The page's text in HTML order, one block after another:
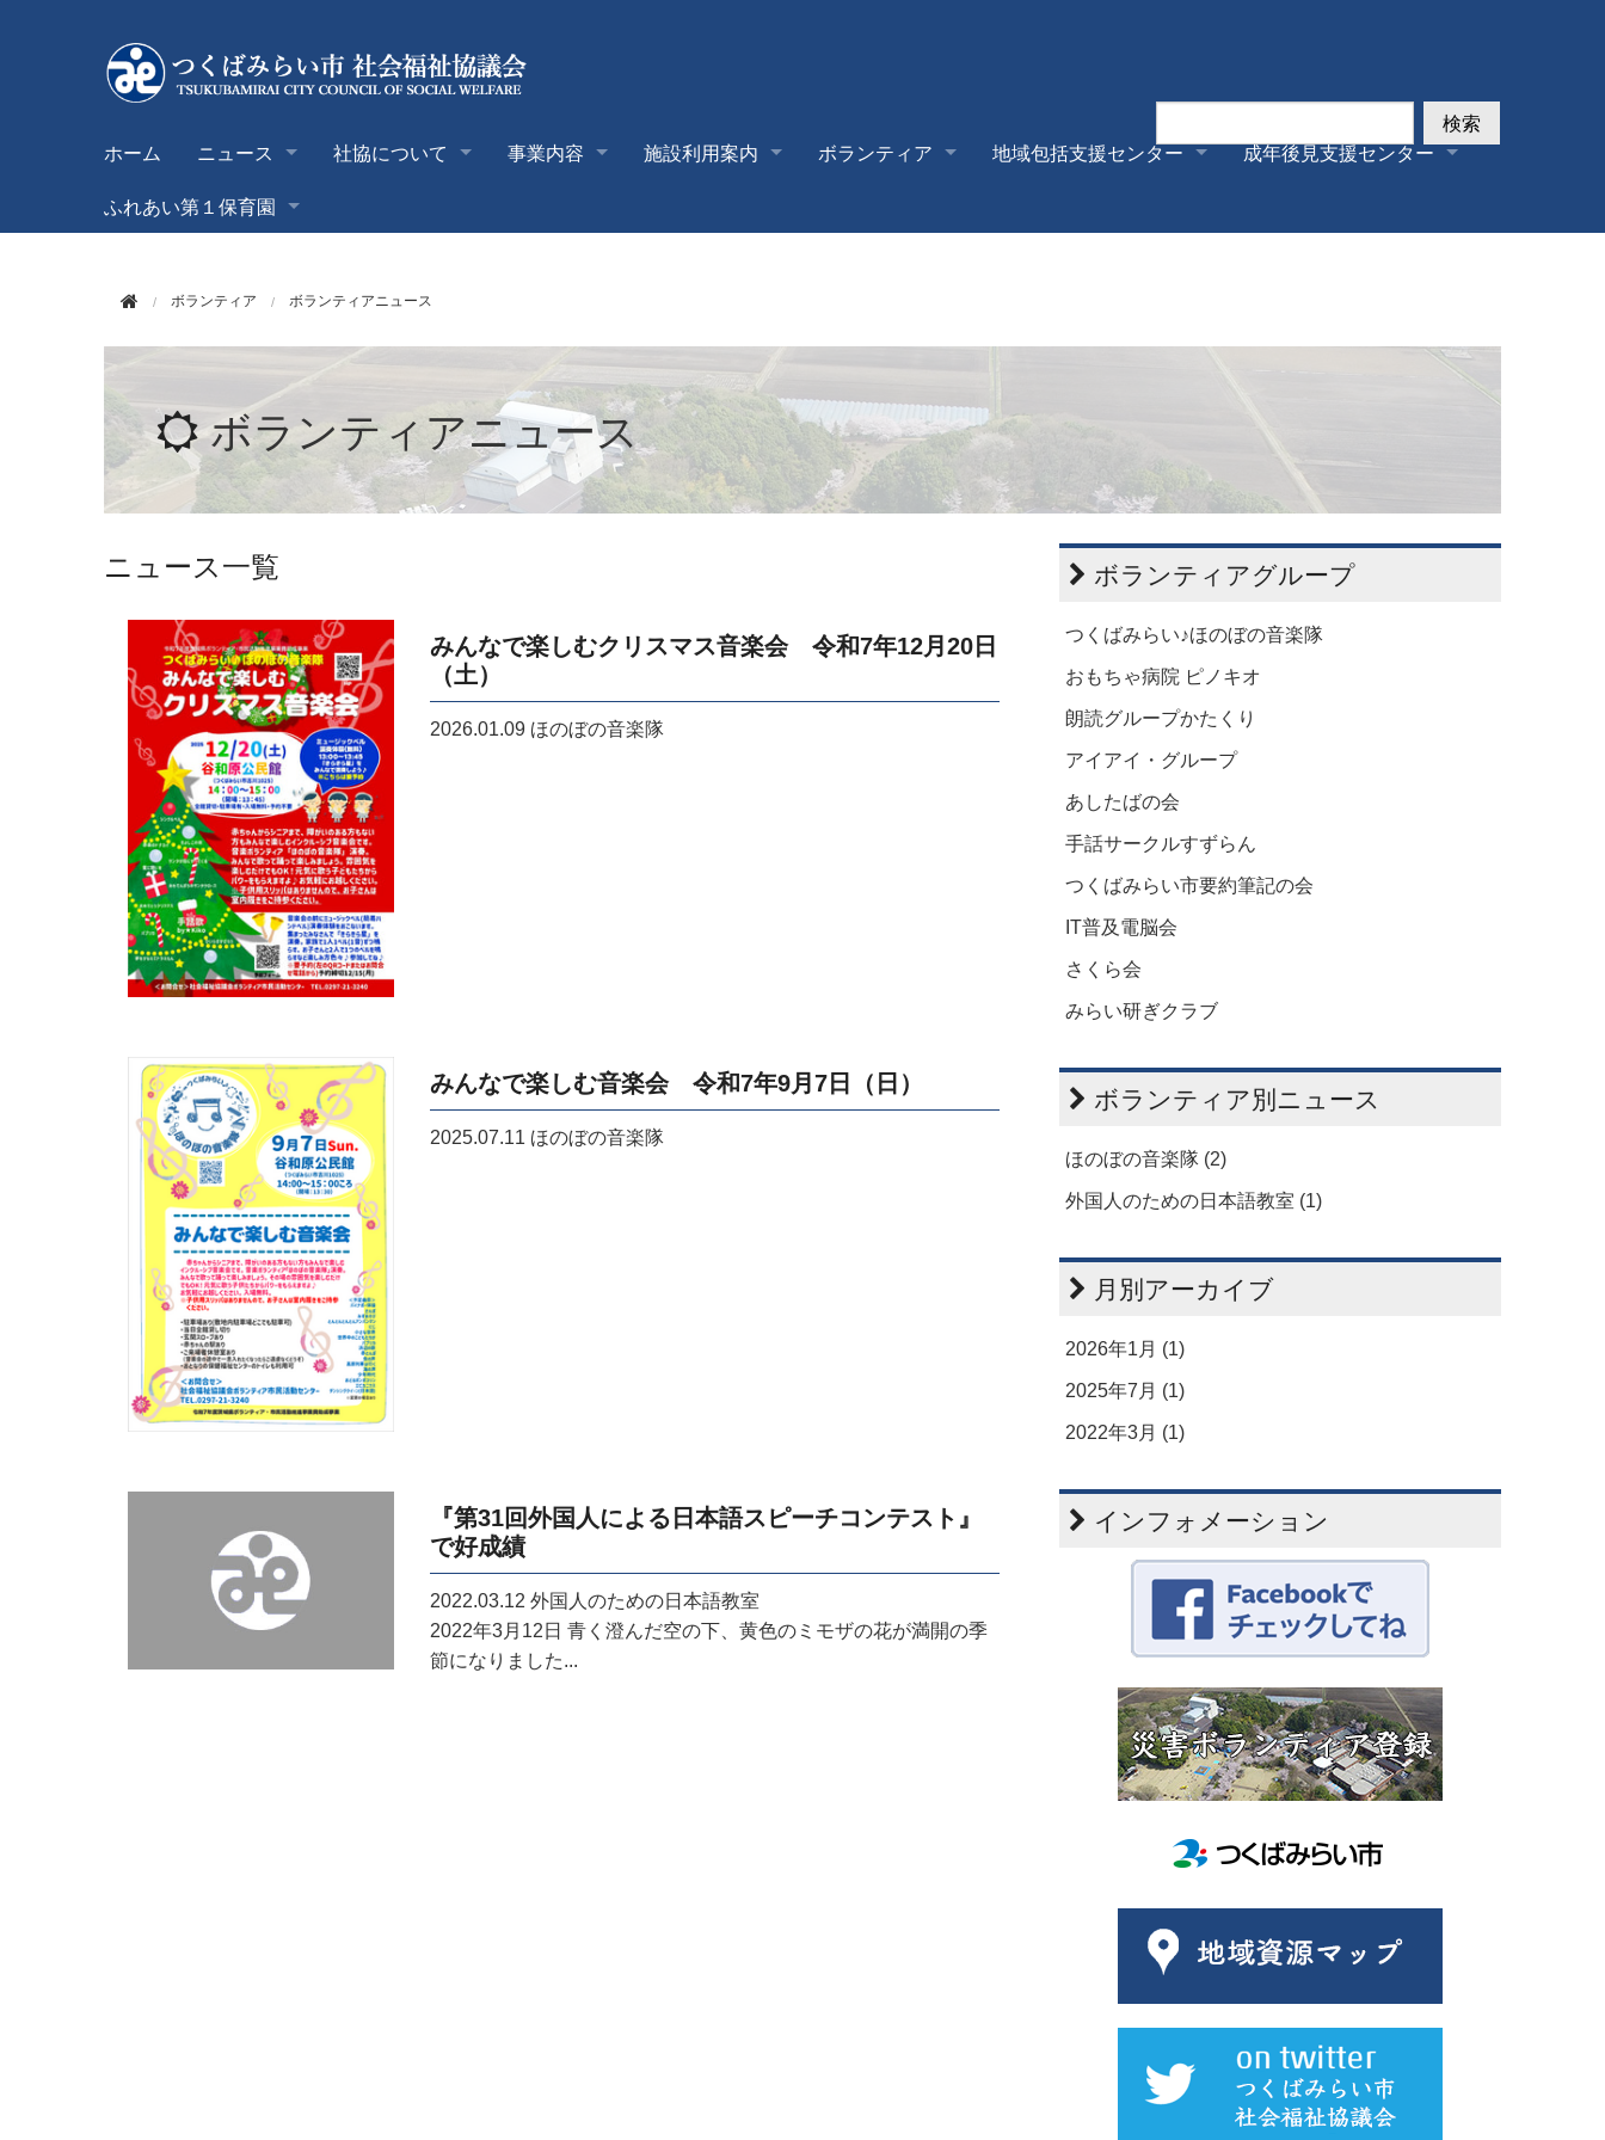
ホーム ニュース 社協について 事業内容 施設利用案内 ボランティア 地域包括支援センター
成年後見支援センター
ふれあい第１保育園
検索
ボランティア ボランティアニュース
ボランティアニュース
ニュース一覧
みんなで楽しむクリスマス音楽会 令和7年12月20日
（土）
2026.01.09 ほのぼの音楽隊
みんなで楽しむ音楽会 令和7年9月7日（日）
2025.07.11 ほのぼの音楽隊
『第31回外国人による日本語スピーチコンテスト』
で好成績
2022.03.12 外国人のための日本語教室
2022年3月12日 青く澄んだ空の下、黄色のミモザの花が満開の季
節になりました...
ボランティアグループ
つくばみらい♪ほのぼの音楽隊
おもちゃ病院 ピノキオ
朗読グループかたくり
アイアイ・グループ
あしたばの会
手話サークルすずらん
つくばみらい市要約筆記の会
IT普及電脳会
さくら会
みらい研ぎクラブ
ボランティア別ニュース
ほのぼの音楽隊 (2)
外国人のための日本語教室 (1)
月別アーカイブ
2026年1月 (1)
2025年7月 (1)
2022年3月 (1)
インフォメーション